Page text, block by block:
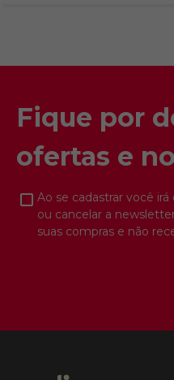
Fique por
ofertas e
Ao se cadastrar você
ou cancelar a
suas compras e não